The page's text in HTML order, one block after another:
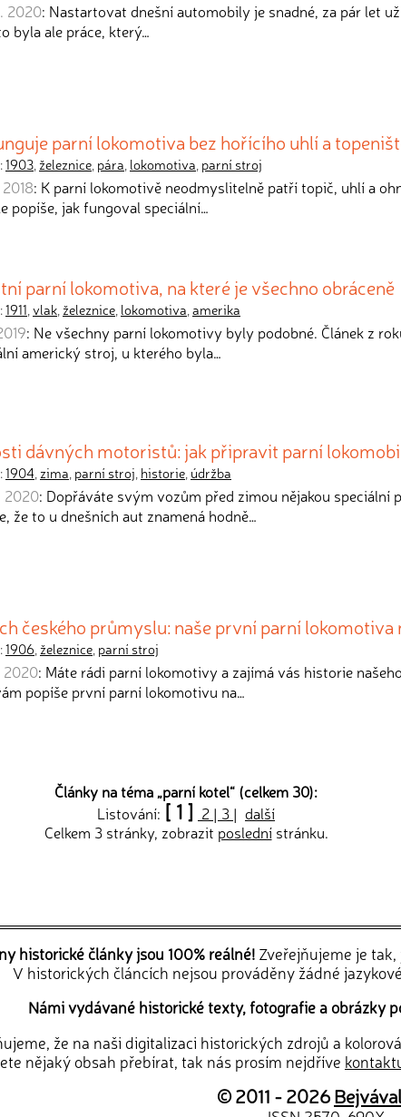
2020: Nastartovat dnešní automobily je snadné, za pár let
byla ale práce, který…
parní lokomotiva bez hořícího uhlí a
1903, železnice, pára, lokomotiva, parní stroj
: K parní lokomotivě neodmyslitelně patří topič, uhlí a
popíše, jak fungoval speciální…
parní lokomotiva, na které je všechno obráceně
1911,vlak, železnice, lokomotiva,amerika
: Ne všechny parní lokomotivy byly podobné. Článek z
americký stroj, u kterého byla…
dávných motoristů: jak připravit parní
1904, zima, parní stroj, historie, údržba
2020: Dopřáváte svým vozům před zimou nějakou speciální
že to u dnešních aut znamená hodně…
českého průmyslu: naše první parní lokomotiva
1906, železnice, parní stroj
2020: Máte rádi parní lokomotivy a zajímá vás historie
popíše první parní lokomotivu na…
Články na téma „parní kotel“ (celkem 30):
Listování: [ 1 ] 2 | 3 | další
Celkem 3 stránky, zobrazit poslednístránku.
historické články jsou 100% reálné! Zveřejňujeme je
V historických článcích nejsou prováděny žádné
Námi vydávané historické texty, fotografie a obrázky
že na naši digitalizaci historických zdrojů a
nějaký obsah přebírat, tak nás prosím nejdříve
© 2011 - 2026